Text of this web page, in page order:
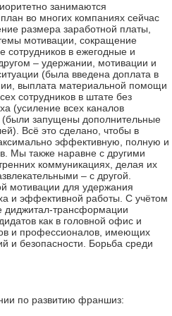
занимаются
во многих компаниях сейчас
размера заработной платы,
мотивации, сокращение
сотрудников в ежегодные и
– удержании, мотивации и
(была введена доплата в
выплата материальной помощи
сотрудников в штате без
(усиление всех каналов
(были запущены дополнительные
Всё это сделано, чтобы в
эффективную, полную и
Мы также наравне с другими
коммуникациях, делая их
– с другой.
мотивации для удержания
и эффективной работы. С учётом
диджитал-трансформации
как в головной офис и
и профессионалов, имеющих
и безопасности. Борьба среди
по развитию франшиз: